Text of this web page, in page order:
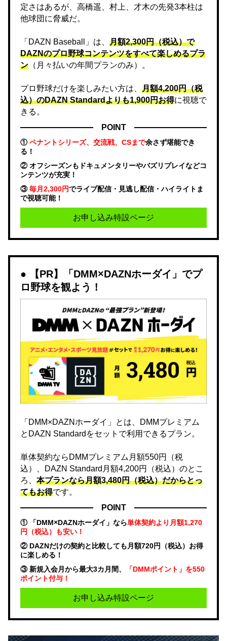
定さはあるが、高橋遥、村上、才木の先発3本柱は
他球団に脅威だ。
「DAZN Baseball」は、 月額2,300円（税込）で
DAZNのプロ野球コンテンツをすべて楽しめるプラ
ン （月々払いの年間プランのみ）。
プロ野球だけを楽しみたい方は、 月額4,200円（税
込）のDAZN Standard​よりも1,900円お得に視聴で
きる。
POINT
①ペナントシリーズ、交流戦、CSまで余さず堪能でき
る！
② オフシーズンもドキュメンタリーやバズリプレイなどコ
ンテンツが充実！
③毎月2,300円でライブ配信・見逃し配信・ハイライトま
で視聴可能！
お申し込み特設ページ
【PR】「DMM×DAZNホーダイ」でプ
ロ野球を観よう！
「DMM×DAZNホーダイ」とは、DMMプレミアム
とDAZN Standardをセットで利用できるプラン。
単体契約ならDMMプレミアム月額550円（税
込）、DAZN Standard月額4,200円（税込）のとこ
ろ、 本プランなら月額3,480円（税込）だからとっ
てもお得です。
POINT
① 「DMM×DAZNホーダイ」なら単体契約より月額1,270
円（税込）も安い！
② DAZNだけの契約と比較しても月額720円（税込）お得
に楽しめる！
③ 新規入会月から最大3カ月間、
「DMMポイント」を550
ポイント付与！
お申し込み特設ページ